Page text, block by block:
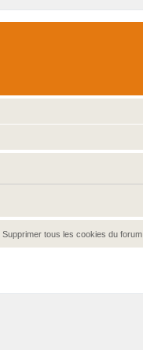
Supprimer tous les cookies du forum